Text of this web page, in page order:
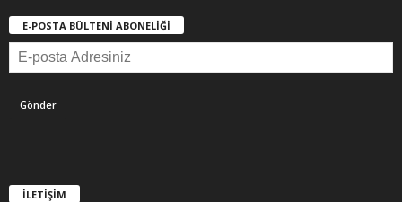
E-POSTA BÜLTENİ ABONELİĞİ
İLETİŞİM